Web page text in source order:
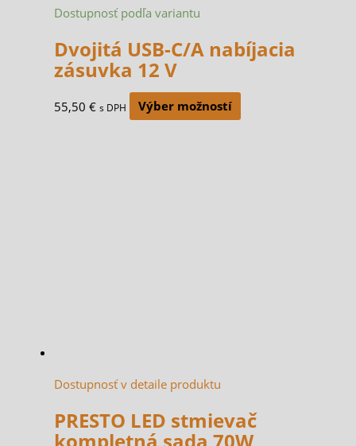
Dostupnosť podľa variantu
Dvojitá USB-C/A nabíjacia
zásuvka 12 V
55,50 € s DPH Výber možností
Dostupnosť v detaile produktu
PRESTO LED stmievač